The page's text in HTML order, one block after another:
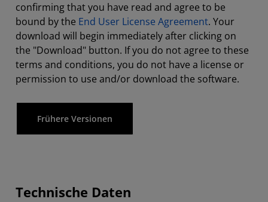
confirming that you have read and agree to be
bound by the End User License Agreement. Your
download will begin immediately after clicking on
the "Download" button. If you do not agree to these
terms and conditions, you do not have a license or
permission to use and/or download the software.
Frühere Versionen
Technische Daten